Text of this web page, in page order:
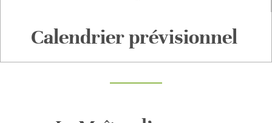
Calendrier prévisionnel